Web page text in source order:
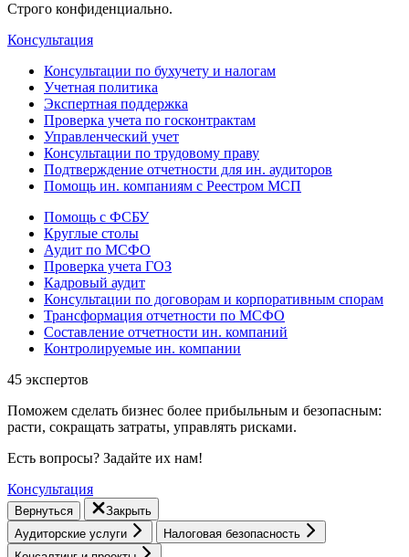
Строго конфиденциально.
Консультация
Консультации по бухучету и налогам
Учетная политика
Экспертная поддержка
Проверка учета по госконтрактам
Управленческий учет
Консультации по трудовому праву
Подтверждение отчетности для ин. аудиторов
Помощь ин. компаниям с Реестром МСП
Помощь с ФСБУ
Круглые столы
Аудит по МСФО
Проверка учета ГОЗ
Кадровый аудит
Консультации по договорам и корпоративным спорам
Трансформация отчетности по МСФО
Составление отчетности ин. компаний
Контролируемые ин. компании
45 экспертов
Поможем сделать бизнес более прибыльным и безопасным:
расти, cокращать затраты, управлять рисками.
Есть вопросы? Задайте их нам!
Консультация
Вернуться
Закрыть
Аудиторские услуги
Налоговая безопасность